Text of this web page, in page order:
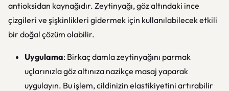
antioksidan kaynağıdır. Zeytinyağı, göz altındaki ince
çizgileri ve şişkinlikleri gidermek için kullanılabilecek etkili
bir doğal çözüm olabilir.
Uygulama: Birkaç damla zeytinyağını parmak
uçlarınızla göz altınıza nazikçe masaj yaparak
uygulayın. Bu işlem, cildinizin elastikiyetini artırabilir